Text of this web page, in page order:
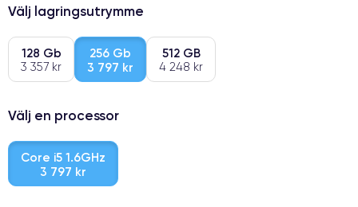
Välj lagringsutrymme
128 Gb
3 357 kr
256 Gb
3 797 kr
512 GB
4 248 kr
Välj en processor
Core i5 1.6GHz
3 797 kr